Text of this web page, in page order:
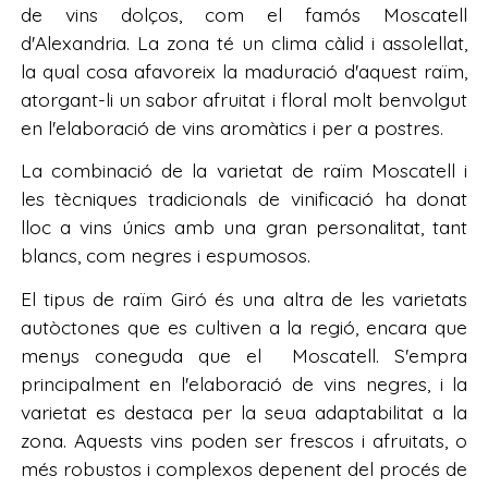
de vins dolços, com el famós Moscatell
d'Alexandria. La zona té un clima càlid i assolellat,
la qual cosa afavoreix la maduració d'aquest raïm,
atorgant-li un sabor afruitat i floral molt benvolgut
en l'elaboració de vins aromàtics i per a postres.
La combinació de la varietat de raïm Moscatell i
les tècniques tradicionals de vinificació ha donat
lloc a vins únics amb una gran personalitat, tant
blancs, com negres i espumosos.
El tipus de raïm Giró és una altra de les varietats
autòctones que es cultiven a la regió, encara que
menys coneguda que el Moscatell. S'empra
principalment en l'elaboració de vins negres, i la
varietat es destaca per la seua adaptabilitat a la
zona. Aquests vins poden ser frescos i afruitats, o
més robustos i complexos depenent del procés de